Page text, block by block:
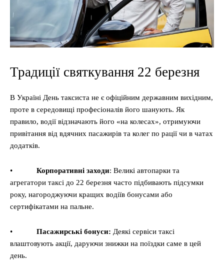
Традиції святкування 22 березня
В Україні День таксиста не є офіційним державним вихідним,
проте в середовищі професіоналів його шанують. Як
правило, водії відзначають його «на колесах», отримуючи
привітання від вдячних пасажирів та колег по рації чи в чатах
додатків.
• Корпоративні заходи: Великі автопарки та
агрегатори таксі до 22 березня часто підбивають підсумки
року, нагороджуючи кращих водіїв бонусами або
сертифікатами на пальне.
• Пасажирські бонуси: Деякі сервіси таксі
влаштовують акції, даруючи знижки на поїздки саме в цей
день.